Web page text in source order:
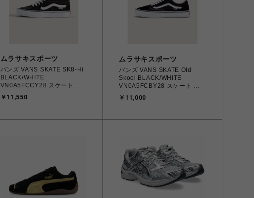
ムラサキスポーツ
バンズ VANS SKATE SK8-Hi
BLACK/WHITE
VN0A5FCCY28 スケート ス
ケートハイ 25.5㎝～28.0㎝
スニーカー メンズ シューズ
￥11,550
ムラサキスポーツ
バンズ VANS SKATE Old
Skool BLACK/WHITE
VN0A5FCBY28 スケート ス
ケートオールドスクール 23.5
㎝～28.0㎝ スニーカー メンズ
0194905586605 【送料無料
￥11,000